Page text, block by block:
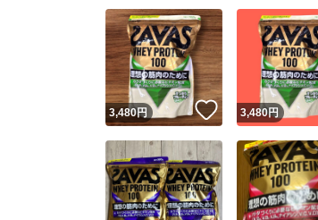
3,480円 いいね！
3,480円